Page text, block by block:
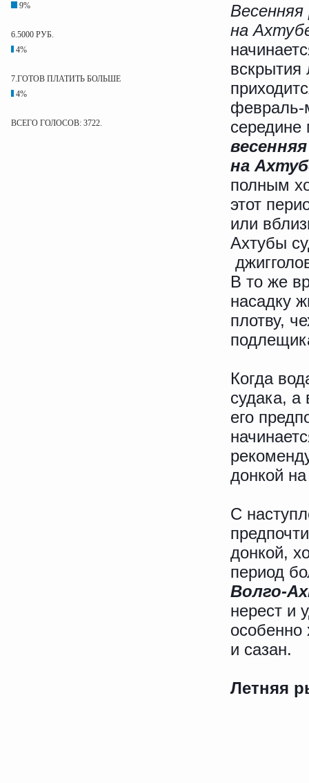
9%
6.5000 РУБ.
4%
7.ГОТОВ ПЛАТИТЬ БОЛЬШЕ
4%
ВСЕГО ГОЛОСОВ: 3722.
на
вскрытия
февраль-
середине
на
полным
этот
или
Ахтубы
В то же
насадку
плотву,
Когда
судака, а
его
донкой
С
донкой,
период
Волго-
нерест и
особенно
и сазан.
Летняя